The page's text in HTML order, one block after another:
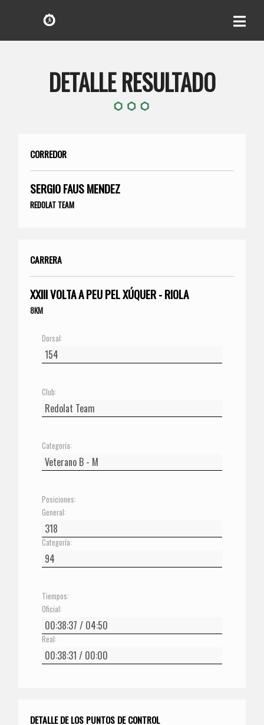
DETALLE RESULTADO
CORREDOR
SERGIO FAUS MENDEZ
REDOLAT TEAM
CARRERA
XXIII VOLTA A PEU PEL XÚQUER - RIOLA
8KM
Dorsal:
Club:
Categoría:
Posiciones:
General:
Categoría:
Tiempos:
Oficial:
Real:
DETALLE DE LOS PUNTOS DE CONTROL